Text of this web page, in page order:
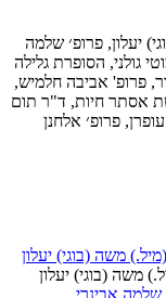
יעלון, פרופ׳ שלמה
גולני, הסופרת גלילה
פרופ' אביבה חלמיש,
אסתר חיות, ד"ר תום
פרופ׳ אלחנן
משה (בוגי) יעלון